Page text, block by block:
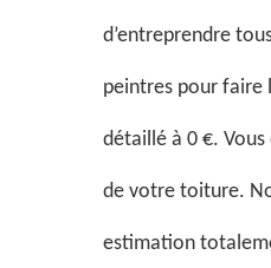
d’entreprendre
peintres pour faire
détaillé à 0 €.
de votre toiture.
estimation